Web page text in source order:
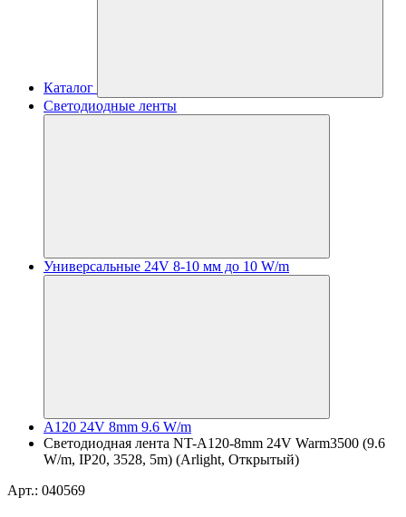
Каталог
Светодиодные ленты
Универсальные 24V 8-10 мм до 10 W/m
A120 24V 8mm 9.6 W/m
Светодиодная лента NT-A120-8mm 24V Warm3500 (9.6
W/m, IP20, 3528, 5m) (Arlight, Открытый)
Арт.: 040569